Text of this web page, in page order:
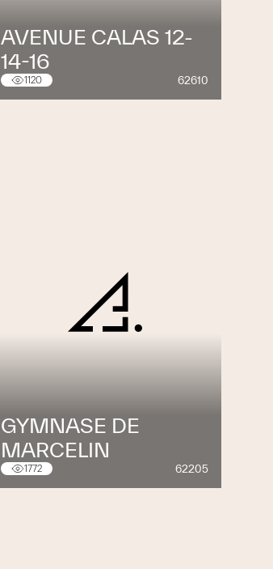
AVENUE CALAS 12-
14-16
1120 62610
GYMNASE DE
MARCELIN
1772 62205